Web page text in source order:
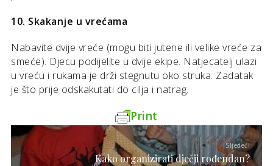
10. Skakanje u vrećama
Nabavite dvije vreće (mogu biti jutene ili velike vreće za
smeće). Djecu podijelite u dvije ekipe. Natjecatelj ulazi
u vreću i rukama je drži stegnutu oko struka. Zadatak
je što prije odskakutati do cilja i natrag.
Print
Sljedeći
Kako organizirati dječji rođendan?